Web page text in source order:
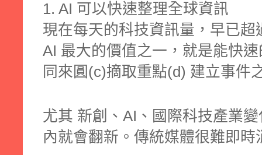
1. AI 可以快速整理全球資訊
現在每天的科技資訊量，早已
AI 最大的價值之一，就是能快
同來圓(c)摘取重點(d) 建立事件
尤其 新創、AI、國際科技產業
內就會翻新。傳統媒體很難即時